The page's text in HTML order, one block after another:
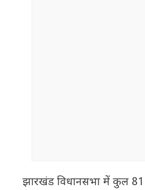
झारखंड विधानसभा में कुल